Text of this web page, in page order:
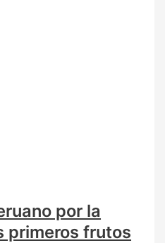
por la
primeros frutos